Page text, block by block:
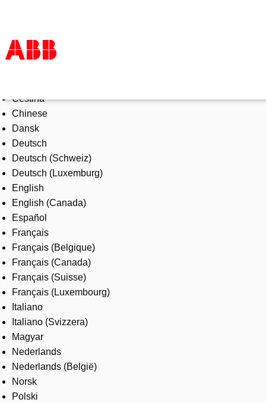
Products & Solutions
Industries
Services
About us
Where to buy
Contact us
Careers
Čeština
Chinese
Dansk
Deutsch
Deutsch (Schweiz)
Deutsch (Luxemburg)
English
English (Canada)
Español
Français
Français (Belgique)
Français (Canada)
Français (Suisse)
Français (Luxembourg)
Italiano
Italiano (Svizzera)
Magyar
Nederlands
Nederlands (België)
Norsk
Polski